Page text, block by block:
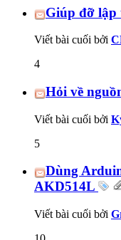
Giúp đỡ lập
Viết bài cuối bởi
4
Hỏi về
Viết bài cuối bởi
5
Dùng
AKD514L
Viết bài cuối bởi